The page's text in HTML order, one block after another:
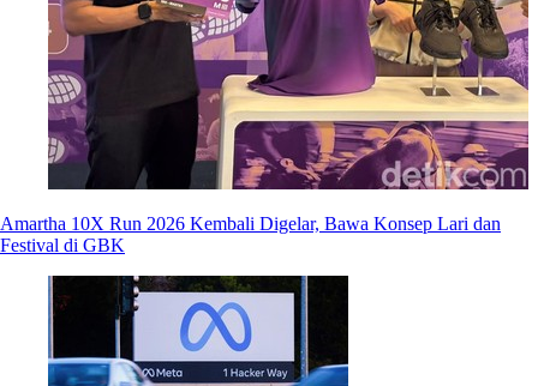
Amartha 10X Run 2026 Kembali Digelar, Bawa Konsep Lari dan
Festival di GBK